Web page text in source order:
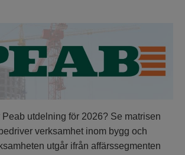
utdelning för 2026? Se matrisen
verksamhet inom bygg och
utgår ifrån affärssegmenten